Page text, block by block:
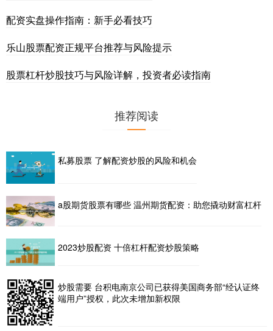
配资实盘操作指南：新手必看技巧
乐山股票配资正规平台推荐与风险提示
股票杠杆炒股技巧与风险详解，投资者必读指南
推荐阅读
私募股票 了解配资炒股的风险和机会
a股期货股票有哪些 温州期货配资：助您撬动财富杠杆
2023炒股配资 十倍杠杆配资炒股策略
炒股需要 台积电南京公司已获得美国商务部“经认证终
端用户”授权，此次未增加新权限